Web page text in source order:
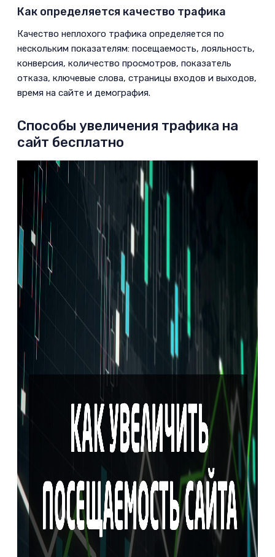
Как определяется качество трафика
­Качество неплохого трафика определяется по
нескольким показателям: посещаемость, лояльность,
конверсия, количество просмотров, показатель
отказа, ключевые слова, страницы входов и выходов,
время на сайте и демография.
Способы увеличения трафика на
сайт бесплатно